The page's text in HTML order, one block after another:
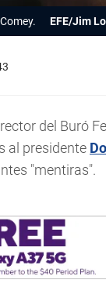
EFE/Jim
del Buró
al presidente
"mentiras".